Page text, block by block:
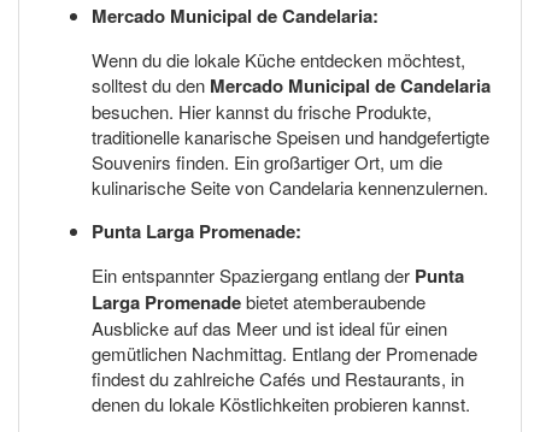
Mercado Municipal de Candelaria:
Wenn du die lokale Küche entdecken möchtest,
solltest du den Mercado Municipal de Candelaria
besuchen. Hier kannst du frische Produkte,
traditionelle kanarische Speisen und handgefertigte
Souvenirs finden. Ein großartiger Ort, um die
kulinarische Seite von Candelaria kennenzulernen.
Punta Larga Promenade:
Ein entspannter Spaziergang entlang der Punta
Larga Promenadebietet atemberaubende
Ausblicke auf das Meer und ist ideal für einen
gemütlichen Nachmittag. Entlang der Promenade
findest du zahlreiche Cafés und Restaurants, in
denen du lokale Köstlichkeiten probieren kannst.